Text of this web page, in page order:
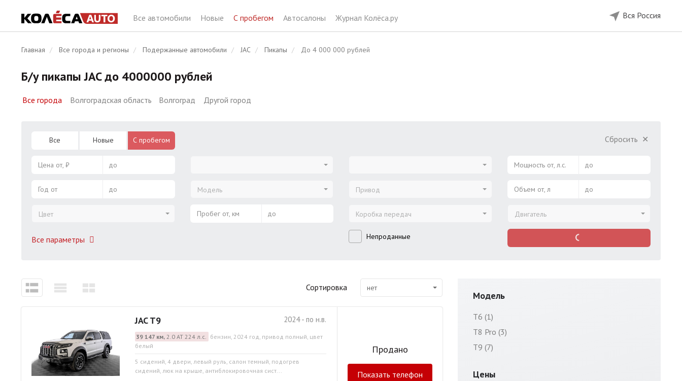
Все автомобили Новые С пробегом Автосалоны Журнал Колёса.ру Вся Россия
Главная Все города и регионы Подержанные автомобили JAC Пикапы До 4 000 000 рублей
Б/у пикапы JAC до 4000000 рублей
Все города Волгоградская область Волгоград Другой город
Все Новые С пробегом
Цена от, ₽ до
Год от до
Цвет
Все параметры
Модель
Пробег от, км до
Привод
Коробка передач
Непроданные
Сбросить ✕
Мощность от, л.с. до
Объем от, л до
Двигатель
Сортировка нет
2024 - по н.в.
JAC T9
39 147 км,2.0 АТ 224 л.с. бензин, 2024 год, привод полный, цвет
белый
5 сидений, 4 двери, левый руль, салон темный, подогрев
сидений, люк на крыше, антиблокировочная сист...
Продано
Показать телефон
Модель
T6 (1)
T8 Pro (3)
T9 (7)
Цены